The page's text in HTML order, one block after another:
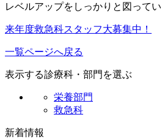
レベルアップをしっかりと図ってい
来年度救急科スタッフ大募集中！
一覧ページへ戻る
表示する診療科・部門を選ぶ
栄養部門
救急科
新着情報